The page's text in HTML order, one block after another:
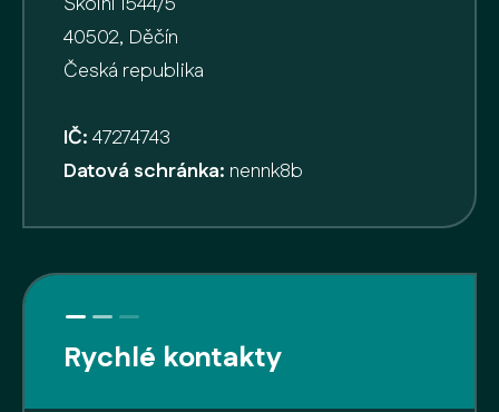
40502, Děčín
Česká republika
IČ:47274743
Datová schránka: nennk8b
Rychlé kontakty